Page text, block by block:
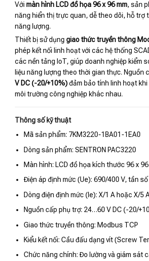
Với màn hình LCD đồ họa 96 x 96 mm, sản
năng hiển thị trực quan, dễ theo dõi, hỗ trợ
năng lượng.
Thiết bị sử dụng giao thức truyền thông
phép kết nối linh hoạt với các hệ thống
các nền tảng IoT, giúp doanh nghiệp kiểm
liệu năng lượng theo thời gian thực. Nguồn
V DC (-20/+10%)đảm bảo tính linh hoạt
môi trường công nghiệp khác nhau.
Thông số kỹ thuật
Mã sản phẩm: 7KM3220-1BA01-1EA0
Dòng sản phẩm: SENTRON PAC3220
Màn hình: LCD đồ họa kích thước 96 x 96
Điện áp định mức (Ue): 690/400 V, tần
Dòng điện định mức (Ie): X/1 A hoặc X/5
Nguồn cấp phụ trợ: 24…60 V DC (-20/
Giao thức truyền thông: Modbus TCP
Kiểu kết nối: Cầu đấu dạng vít (Screw
Chức năng chính: Đo lường và giám sát